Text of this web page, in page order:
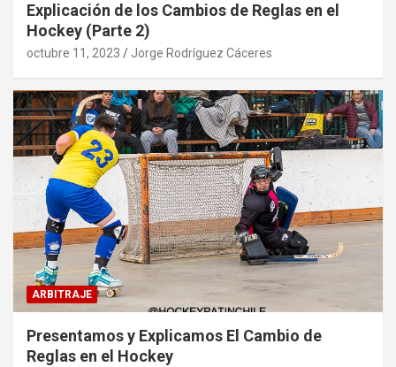
Explicación de los Cambios de Reglas en el
Hockey (Parte 2)
octubre 11, 2023 Jorge Rodríguez Cáceres
ARBITRAJE
Presentamos y Explicamos El Cambio de
Reglas en el Hockey